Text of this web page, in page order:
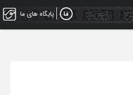
پایگاه های ما